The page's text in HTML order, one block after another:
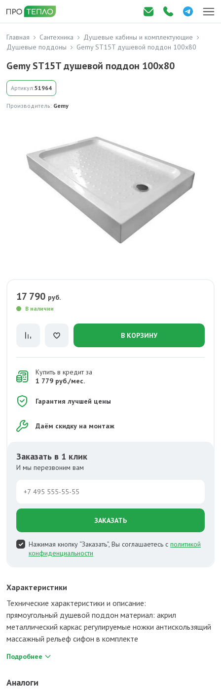
Главная Сантехника
Душевые кабины и комплектующие
Душевые поддоны
Gemy ST15T душевой поддон 100x80
Gemy ST15T душевой поддон 100x80
Артикул:51964
Производитель: Gemy
17 790 руб.
В наличии
В КОРЗИНУ
Купить в кредит за
1 779 руб./мес.
Гарантия лучшей цены
Даём скидку на монтаж
Заказать в 1 клик
И мы перезвоним вам
ЗАКАЗАТЬ
Нажимая кнопку “Заказать”, Вы соглашаетесь с политикой
конфиденциальности
Характеристики
Технические характеристики и описание:
прямоугольный душевой поддон материал: акрил
металлический каркас регулируемые ножки антискользящий
массажный рельеф сифон в комплекте
Подробнее
Аналоги